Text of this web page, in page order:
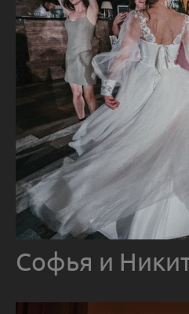
Софья и